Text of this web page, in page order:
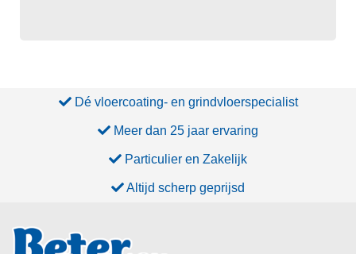
Dé vloercoating- en grindvloerspecialist
Meer dan 25 jaar ervaring
Particulier en Zakelijk
Altijd scherp geprijsd